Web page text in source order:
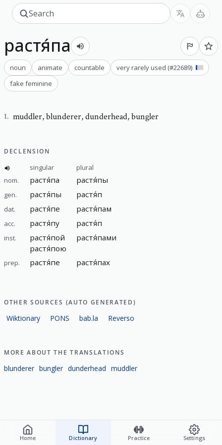
Home Dictionary Practice Settings
растя́па
noun animate countable very rarely used (#22689)
fake feminine
1. muddler,blunderer, dunderhead, bungler
DECLENSION
singular
plural
nom.
растя́па растя́пы
gen. растя́пы растя́п
dat. растя́пе растя́пам
acc. растя́пу растя́п
inst.
растя́пой
растя́пою
растя́пами
prep. растя́пе растя́пах
OTHER SOURCES (AUTO GENERATED)
Wiktionary PONS bab.la Reverso
MORE ABOUT THE TRANSLATIONS
blunderer bungler dunderhead muddler